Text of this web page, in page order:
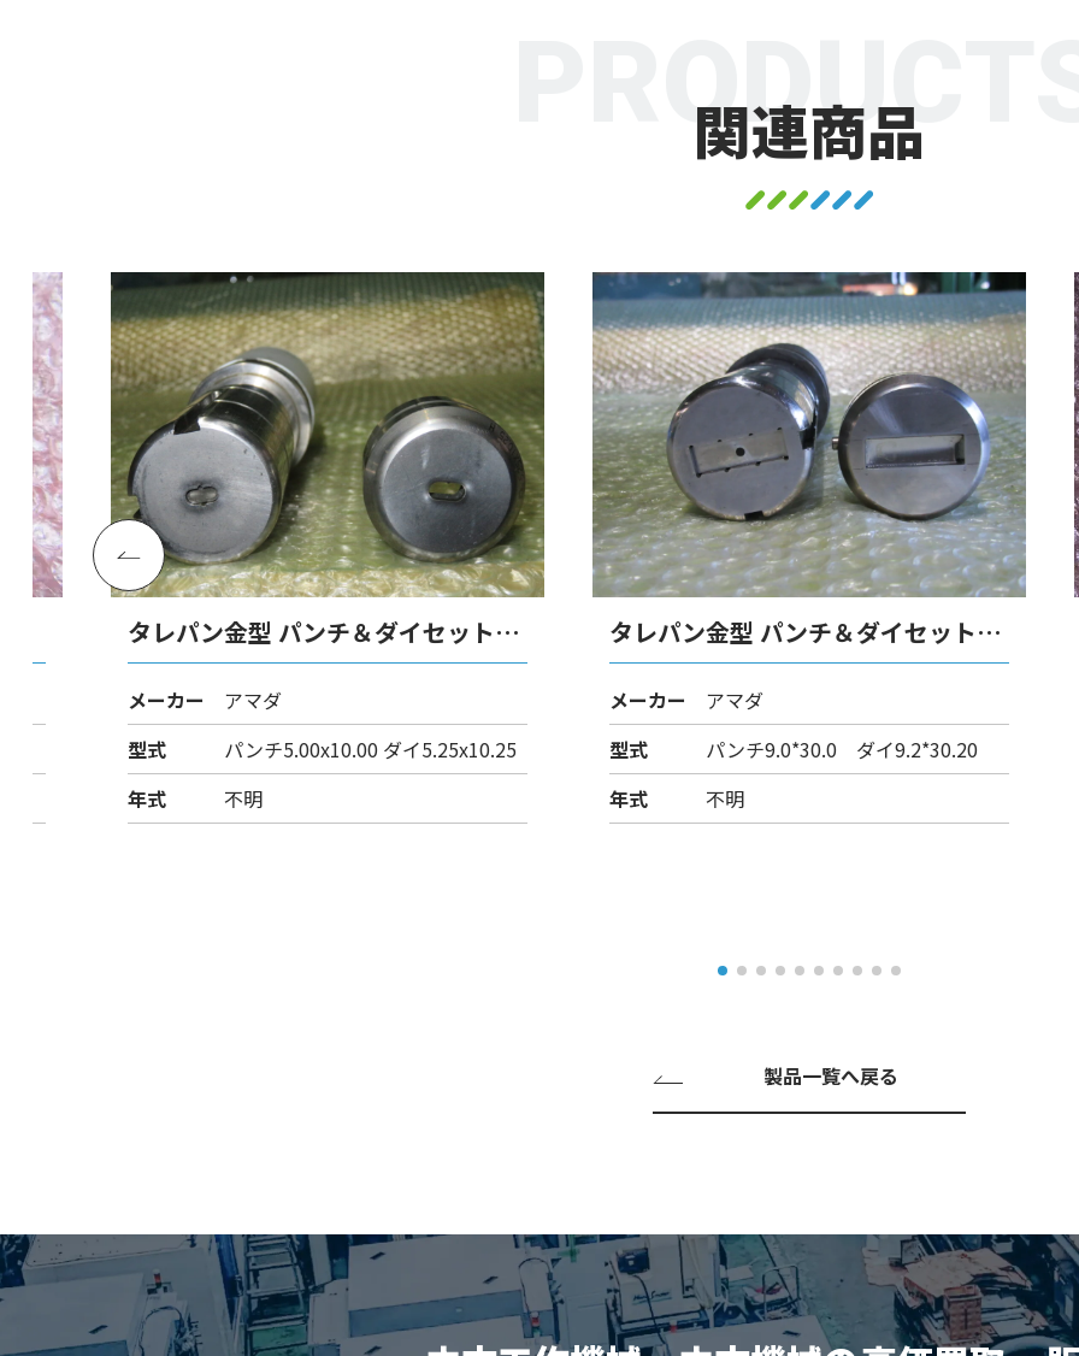
関連商品
タレパン金型 パンチ＆ダイセット
（ロング）
メーカー
アマダ
型式
パンチ5.00x10.00 ダイ5.25x10.25
年式
不明
タレパン金型 パンチ＆ダイセット
（ロング）
メーカー
アマダ
型式
パンチ9.0*30.0 ダイ9.2*30.20
年式
不明
製品一覧へ戻る